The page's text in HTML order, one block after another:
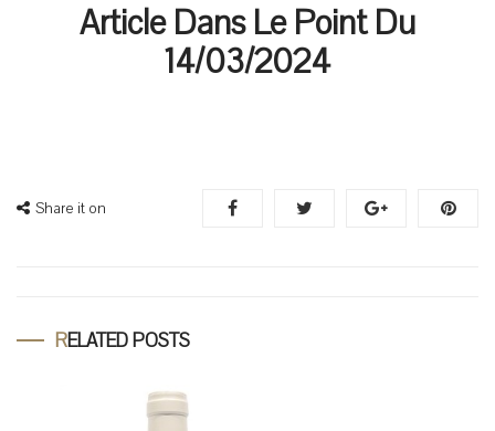
Article Dans Le Point Du
14/03/2024
Share it on
RELATED POSTS